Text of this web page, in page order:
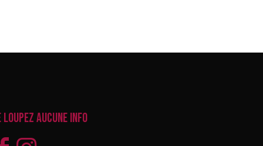
loupez aucune info